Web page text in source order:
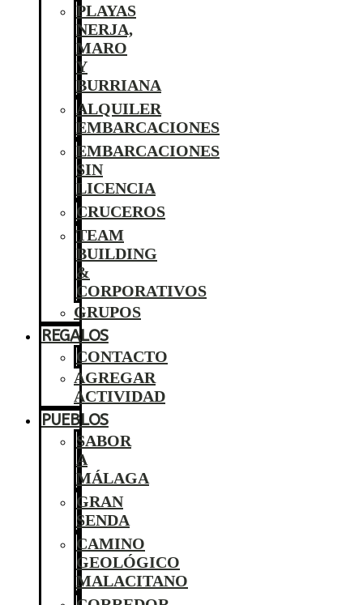
PLAYAS
NERJA,
MARO
Y
BURRIANA
ALQUILER
EMBARCACIONES
EMBARCACIONES
SIN
LICENCIA
CRUCEROS
TEAM
BUILDING
&
CORPORATIVOS
GRUPOS
REGALOS
CONTACTO
AGREGAR
ACTIVIDAD
PUEBLOS
SABOR
A
MÁLAGA
GRAN
SENDA
CAMINO
GEOLÓGICO
MALACITANO